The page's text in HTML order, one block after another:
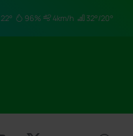
22° 96% 4km/h 32°/20°